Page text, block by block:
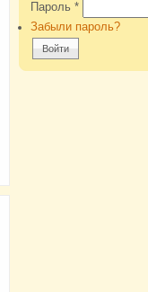
Пароль*
Забыли пароль?